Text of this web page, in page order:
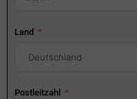
Land
Postleitzahl